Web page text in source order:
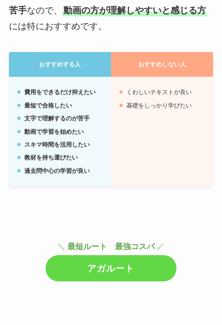
苦手なので、 動画の方が理解しやすいと感じる方
には特におすすめです。
おすすめする人 おすすめしない人
費用をできるだけ抑えたい
最短で合格したい
文字で理解するのが苦手
動画で学習を始めたい
スキマ時間を活用したい
教材を持ち運びたい
過去問中心の学習が良い
くわしいテキストが良い
基礎をしっかり学びたい
＼ 最短ルート 最強コスパ／
アガルート